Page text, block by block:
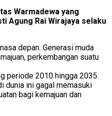
Warmadewa yang
Agung Rai Wirajaya selaku
depan. Generasi muda
perkembangan suatu
periode 2010 hingga 2035.
dunia ini gagal memasuki
bagi kemajuan dan